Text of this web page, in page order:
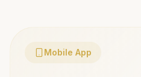
Mobile App